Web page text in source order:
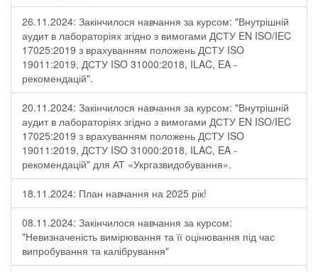
26.11.2024: Закінчилося навчання за курсом: "Внутрішній
аудит в лабораторіях згідно з вимогами ДСТУ EN ISO/IEC
17025:2019 з врахуванням положень ДСТУ ISO
19011:2019, ДСТУ ISO 31000:2018, ILAC, EA -
рекомендацій".
20.11.2024: Закінчилося навчання за курсом: "Внутрішній
аудит в лабораторіях згідно з вимогами ДСТУ EN ISO/IEC
17025:2019 з врахуванням положень ДСТУ ISO
19011:2019, ДСТУ ISO 31000:2018, ILAC, EA -
рекомендацій" для АТ «Укргазвидобування».
18.11.2024: План навчання на 2025 рік!
08.11.2024: Закінчилося навчання за курсом:
"Невизначеність вимірювання та її оцінювання під час
випробування та калібрування"